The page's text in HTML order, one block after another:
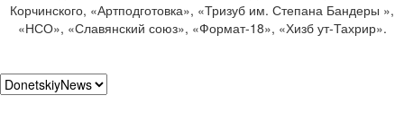
Корчинского, «Артподготовка», «Тризуб им. Степана Бандеры »,
«НСО», «Славянский союз», «Формат-18», «Хизб ут-Тахрир».